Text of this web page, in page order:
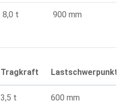
8,0 t 900 mm
Tragkraft Lastschwerpunkt
3,5 t 600 mm